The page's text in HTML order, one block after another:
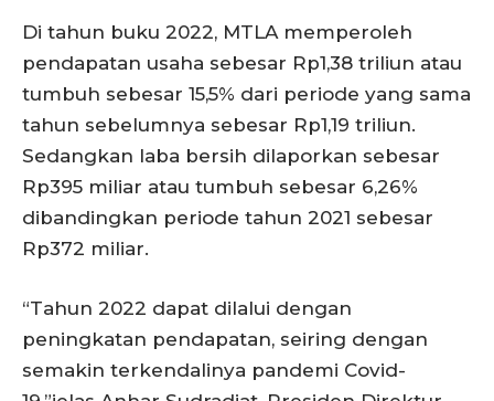
Di tahun buku 2022, MTLA memperoleh
pendapatan usaha sebesar Rp1,38 triliun atau
tumbuh sebesar 15,5% dari periode yang sama
tahun sebelumnya sebesar Rp1,19 triliun.
Sedangkan laba bersih dilaporkan sebesar
Rp395 miliar atau tumbuh sebesar 6,26%
dibandingkan periode tahun 2021 sebesar
Rp372 miliar.
“Tahun 2022 dapat dilalui dengan
peningkatan pendapatan, seiring dengan
semakin terkendalinya pandemi Covid-